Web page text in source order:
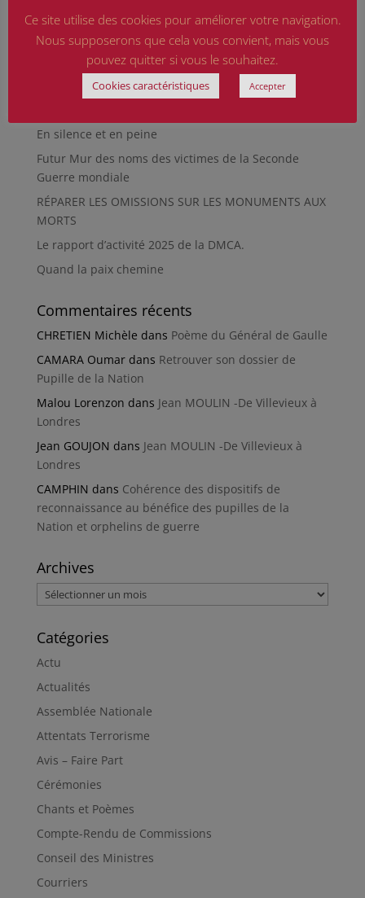
Qu’est-ce qu’était le Sentier des Passeurs, durant la
Seconde Guerre mondiale, à Moussey ?
La revue « Entre les lignes » éditée par l’équipe du
musée de Besançon
En silence et en peine
Futur Mur des noms des victimes de la Seconde
Guerre mondiale
RÉPARER LES OMISSIONS SUR LES MONUMENTS AUX
MORTS
Le rapport d’activité 2025 de la DMCA.
Quand la paix chemine
Commentaires récents
CHRETIEN Michèle dans Poème du Général de Gaulle
CAMARA Oumardans Retrouver son dossier de
Pupille de la Nation
Malou Lorenzon dans Jean MOULIN -De Villevieux à
Londres
Jean GOUJON dans Jean MOULIN -De Villevieux à
Londres
CAMPHIN dans Cohérence des dispositifs de
reconnaissance au bénéfice des pupilles de la
Nation et orphelins de guerre
Archives
Archives
Catégories
Actu
Actualités
Assemblée Nationale
Attentats Terrorisme
Avis – Faire Part
Cérémonies
Chants et Poèmes
Compte-Rendu de Commissions
Conseil des Ministres
Courriers
Ce site utilise des cookies pour améliorer votre navigation.
Nous supposerons que cela vous convient, mais vous
pouvez quitter si vous le souhaitez.
Cookies caractéristiques Accepter